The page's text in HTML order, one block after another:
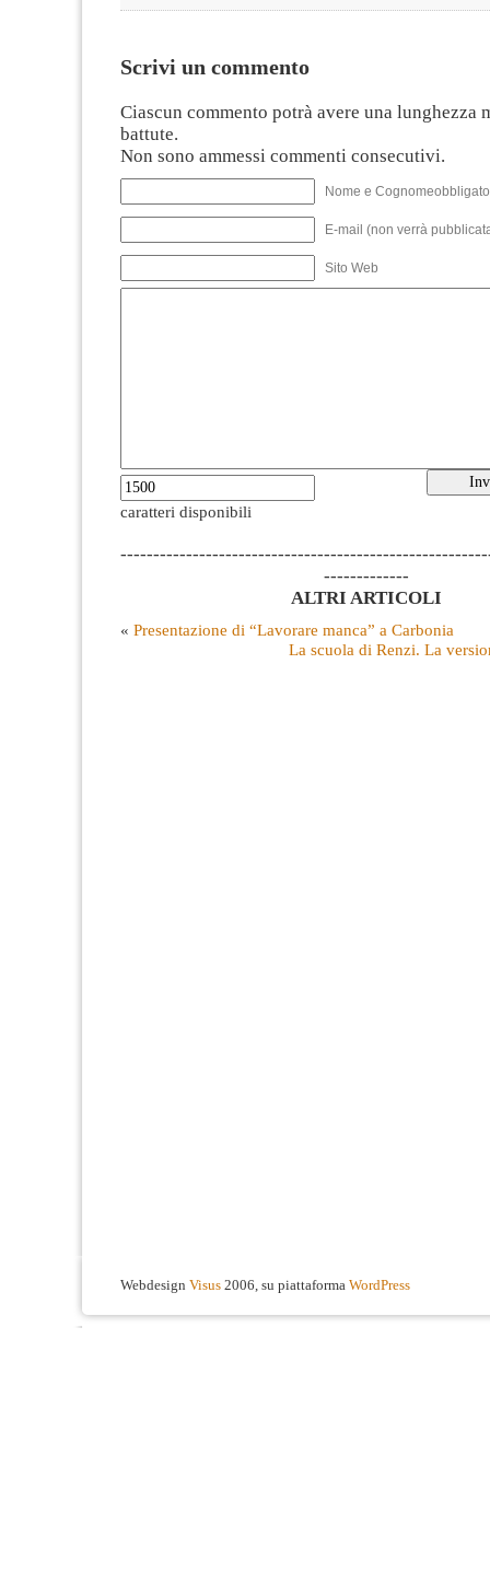
Scrivi un commento
Ciascun commento potrà avere una lunghezza
battute.
Non sono ammessi commenti consecutivi.
Nome e
E-mail (non verrà
Sito Web
caratteri disponibili
-------------
ALTRI ARTICOLI
« Presentazione di “Lavorare manca” a Carbonia
La scuola di Renzi. La
Webdesign Visus 2006, su piattaforma WordPress